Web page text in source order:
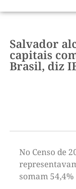
Salvador
capitais
Brasil, diz
No Censo de
somam 54,4%